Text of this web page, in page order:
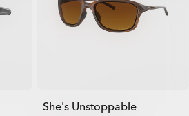
She's Unstoppable